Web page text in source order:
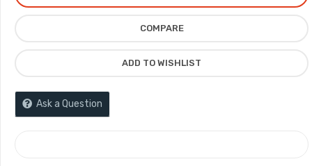
COMPARE
ADD TO WISHLIST
Ask a Question